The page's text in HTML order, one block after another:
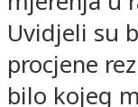
Uvidjeli su
procjene
bilo kojeg